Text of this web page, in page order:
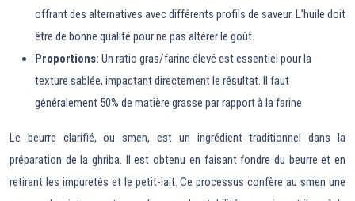
offrant des alternatives avec différents profils de saveur. L’huile doit
être de bonne qualité pour ne pas altérer le goût.
Proportions: Un ratio gras/farine élevé est essentiel pour la
texture sablée, impactant directement le résultat. Il faut
généralement 50% de matière grasse par rapport à la farine.
Le beurre clarifié, ou smen, est un ingrédient traditionnel dans la
préparation de la ghriba. Il est obtenu en faisant fondre du beurre et en
retirant les impuretés et le petit-lait. Ce processus confère au smen une